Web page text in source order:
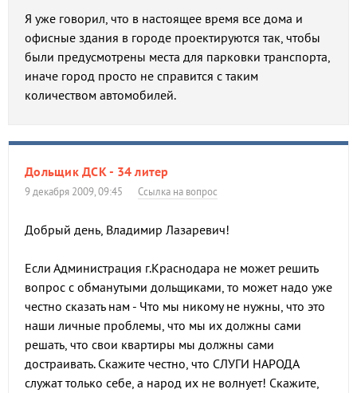
Я уже говорил, что в настоящее время все дома и
офисные здания в городе проектируются так, чтобы
были предусмотрены места для парковки транспорта,
иначе город просто не справится с таким
количеством автомобилей.
Дольщик ДСК - 34 литер
9 декабря 2009, 09:45 Ссылка на вопрос
Добрый день, Владимир Лазаревич!
Если Администрация г.Краснодара не может решить
вопрос с обманутыми дольщиками, то может надо уже
честно сказать нам - Что мы никому не нужны, что это
наши личные проблемы, что мы их должны сами
решать, что свои квартиры мы должны сами
достраивать. Скажите честно, что СЛУГИ НАРОДА
служат только себе, а народ их не волнует! Скажите,